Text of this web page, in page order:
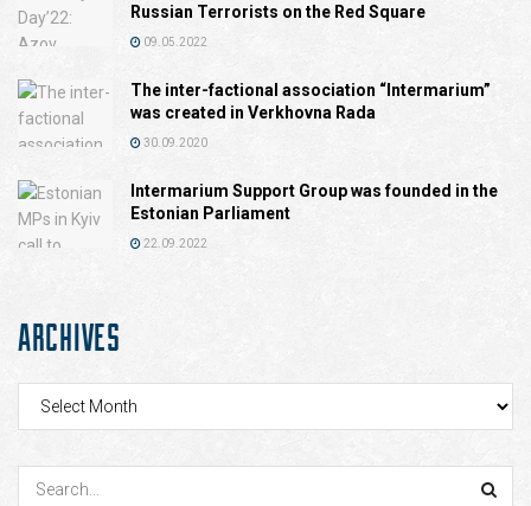
Russian Terrorists on the Red Square
09.05.2022
The inter-factional association “Intermarium”
was created in Verkhovna Rada
30.09.2020
Intermarium Support Group was founded in the
Estonian Parliament
22.09.2022
ARCHIVES